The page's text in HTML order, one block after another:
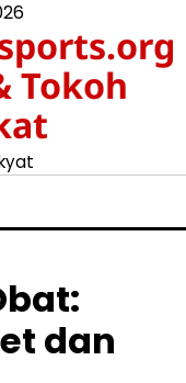
Tokoh
dan